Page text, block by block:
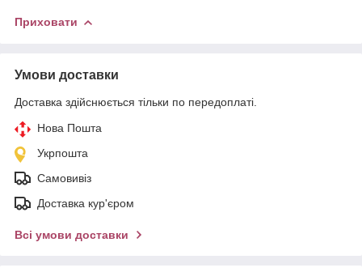
Приховати
Умови доставки
Доставка здійснюється тільки по передоплаті.
Нова Пошта
Укрпошта
Самовивіз
Доставка кур'єром
Всі умови доставки